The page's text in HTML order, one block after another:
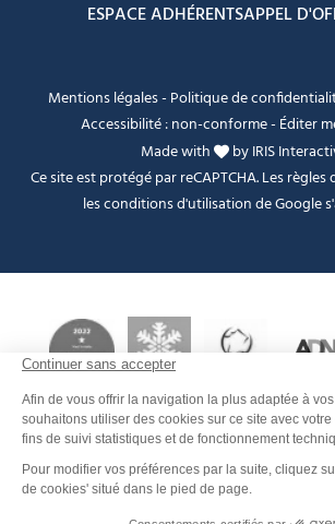
Contact
ESPACE ADHÉRENTSAPPEL
Mentions légales- Politique de
Accessibilité : non-conforme- Éditer
Made with
byIRIS
Ce site est protégé par reCAPTCHA. Lesrègles
lesconditions d'utilisationde Google
Je peux t'aider ?